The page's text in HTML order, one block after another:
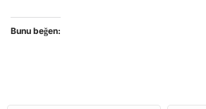
Bunu beğen: